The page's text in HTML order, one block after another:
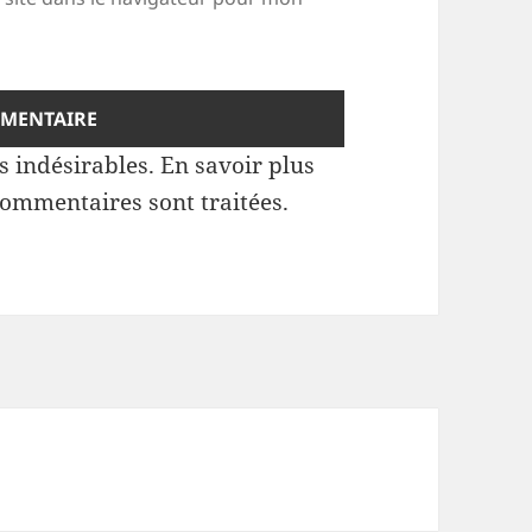
indésirables.En savoir plus
sont traitées.